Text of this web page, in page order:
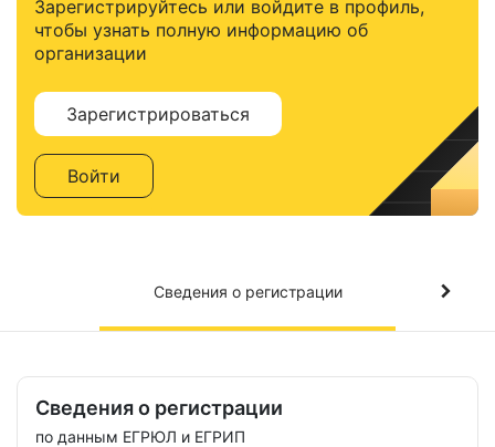
Зарегистрируйтесь или войдите в профиль,
чтобы узнать полную информацию об
организации
Зарегистрироваться
Войти
Сведения о регистрации
Сведения о регистрации
по данным ЕГРЮЛ и ЕГРИП